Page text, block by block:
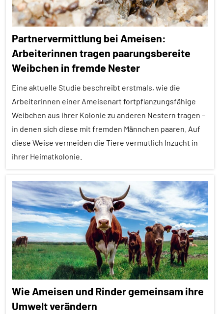
Partnervermittlung bei Ameisen:
Arbeiterinnen tragen paarungsbereite
Weibchen in fremde Nester
Eine aktuelle Studie beschreibt erstmals, wie die
Arbeiterinnen einer Ameisenart fortpflanzungsfähige
Weibchen aus ihrer Kolonie zu anderen Nestern tragen –
in denen sich diese mit fremden Männchen paaren. Auf
diese Weise vermeiden die Tiere vermutlich Inzucht in
ihrer Heimatkolonie.
Alle
Artikel
Alle
Themen
Alle
Tiergruppen
Forschung
aktuell
Fortpflanzung
Wie Ameisen und Rinder gemeinsam ihre
Umwelt verändern